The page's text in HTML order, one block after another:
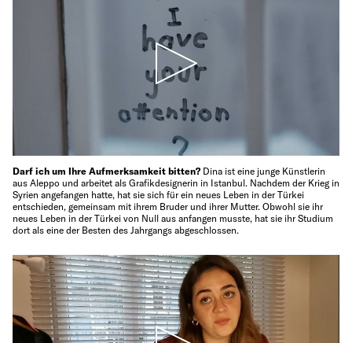
Darf ich um Ihre Aufmerksamkeit bitten? Dina ist eine junge Künstlerin
aus Aleppo und arbeitet als Grafikdesignerin in Istanbul. Nachdem der Krieg in
Syrien angefangen hatte, hat sie sich für ein neues Leben in der Türkei
entschieden, gemeinsam mit ihrem Bruder und ihrer Mutter. Obwohl sie ihr
neues Leben in der Türkei von Null aus anfangen musste, hat sie ihr Studium
dort als eine der Besten des Jahrgangs abgeschlossen.